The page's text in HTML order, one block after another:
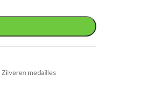
Zilveren medailles